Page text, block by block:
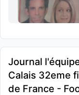
Journal
Calais 32eme
de France -